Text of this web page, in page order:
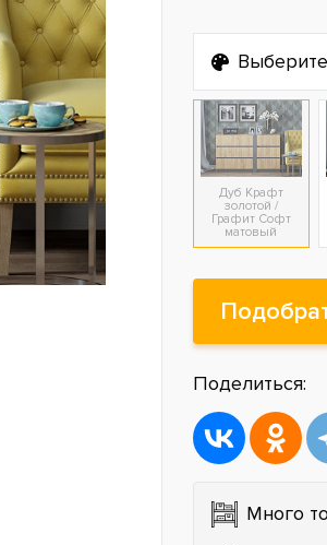
Дуб Крафт
золотой /
Графит Софт
матовый
Поделиться:
Много